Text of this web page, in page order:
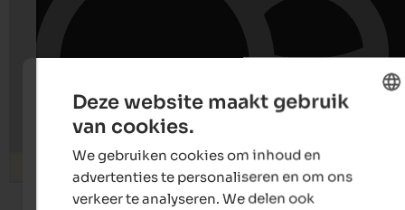
Deze website maakt gebruik
van cookies.
We gebruiken cookies om inhoud en
advertenties te personaliseren en om ons
verkeer te analyseren. We delen ook